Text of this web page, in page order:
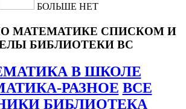
БОЛЬШЕ НЕТ
МАТЕМАТИКЕ СПИСКОМ И
БИБЛИОТЕКИ ВС
В ШКОЛЕ
РАЗНОЕ ВСЕ
БИБЛИОТЕКА